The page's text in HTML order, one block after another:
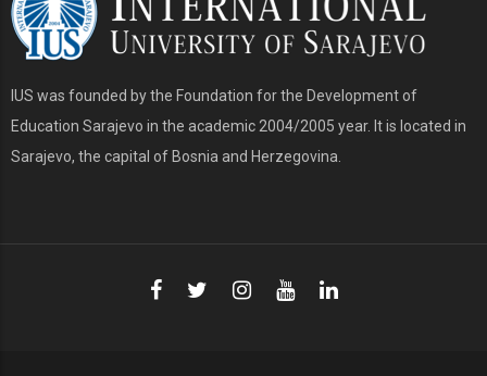
IUS was founded by the Foundation for the Development of
Education Sarajevo in the academic 2004/2005 year. It is located in
Sarajevo, the capital of Bosnia and Herzegovina.